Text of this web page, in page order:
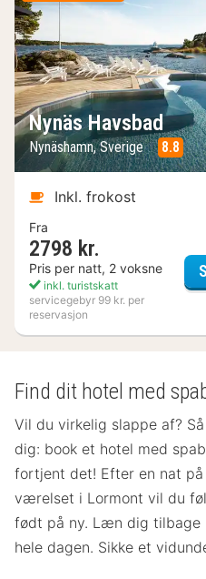
Nynäs Havsbad
Nynäshamn, Sverige 8.8
Inkl. frokost
Fra
2798 kr.
Pris per natt, 2 voksne
inkl. turistskatt
servicegebyr 99 kr. per
reservasjon
Find dit hotel med
Vil du virkelig slappe af?
dig: book et hotel med
fortjent det! Efter en nat
værelset i Lormont vil du
født på ny. Læn dig
hele dagen. Sikke et